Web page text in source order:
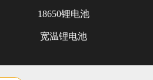
18650锂电池
宽温锂电池